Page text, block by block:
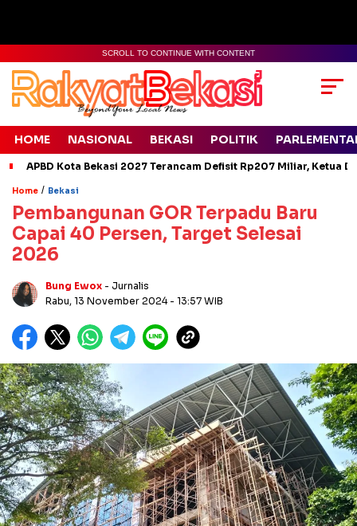
SCROLL TO CONTINUE WITH CONTENT
HOME NASIONAL BEKASI POLITIK
APBD Kota Bekasi 2027 Terancam Defisit Rp207 Miliar, Ketua
Home / Bekasi
Pembangunan GOR Terpadu Baru
Capai 40 Persen, Target Selesai
2026
Bung Ewox - Jurnalis
Rabu, 13 November 2024 - 13:57 WIB